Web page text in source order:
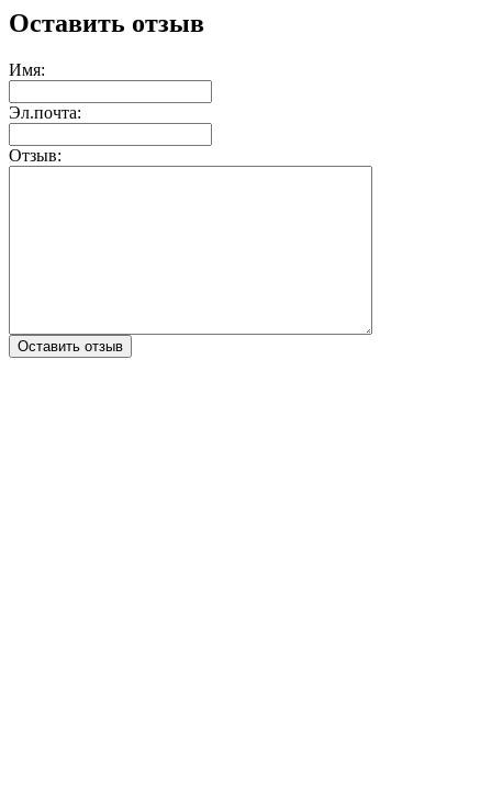
Оставить отзыв
Имя:
Эл.почта:
Отзыв:
Оставить отзыв